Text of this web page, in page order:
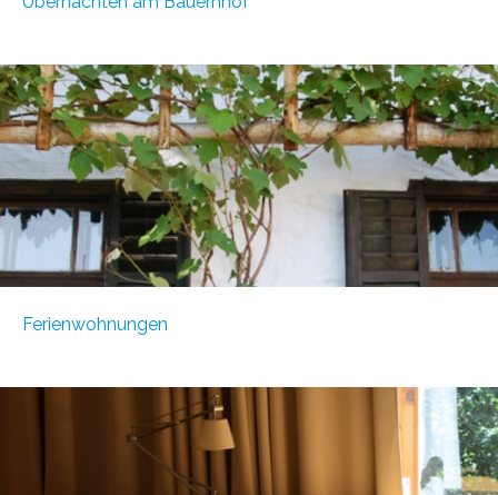
Ferienwohnungen